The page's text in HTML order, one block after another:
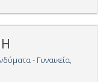
- Γυναικεία,